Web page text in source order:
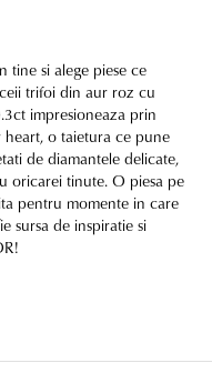
tine si alege piese ce
trifoi din aur roz cu
impresioneaza prin
heart, o taietura ce pune
de diamantele delicate,
oricarei tinute. O piesa pe
pentru momente in care
sursa de inspiratie si